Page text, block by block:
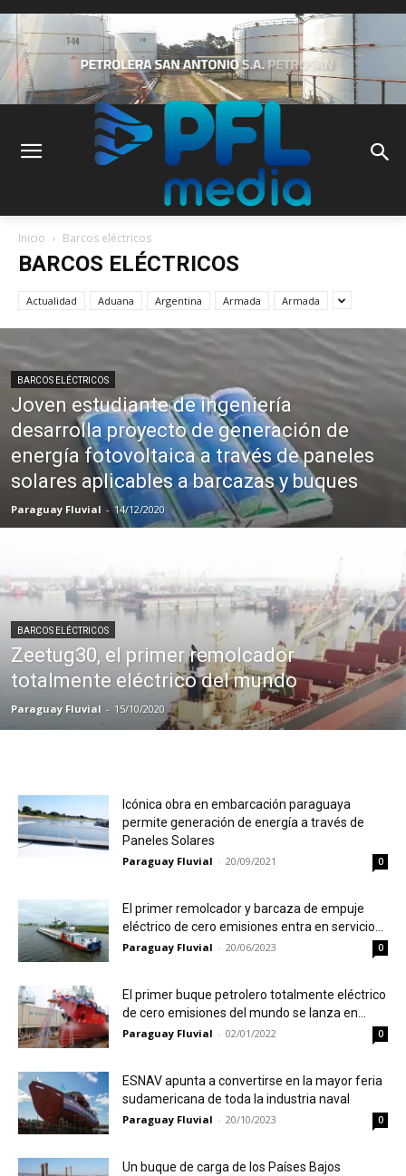
Inicio Barcos eléctricos
BARCOS ELÉCTRICOS
Actualidad Aduana Argentina Armada Armada
BARCOS ELÉCTRICOS
Joven estudiante de ingeniería
desarrolla proyecto de generación de
energía fotovoltaica a través de paneles
solares aplicables a barcazas y buques
Paraguay Fluvial - 14/12/2020
BARCOS ELÉCTRICOS
Zeetug30, el primer remolcador
totalmente eléctrico del mundo
Paraguay Fluvial - 15/10/2020
Icónica obra en embarcación paraguaya
permite generación de energía a través de
Paneles Solares
Paraguay Fluvial - 20/09/2021 0
El primer remolcador y barcaza de empuje
eléctrico de cero emisiones entra en servicio...
Paraguay Fluvial - 20/06/2023 0
El primer buque petrolero totalmente eléctrico
de cero emisiones del mundo se lanza en...
Paraguay Fluvial - 02/01/2022 0
ESNAV apunta a convertirse en la mayor feria
sudamericana de toda la industria naval
Paraguay Fluvial - 20/10/2023 0
Un buque de carga de los Países Bajos